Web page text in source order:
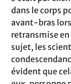
dans le corps
avant-bras
retransmise en
sujet, les
évident que